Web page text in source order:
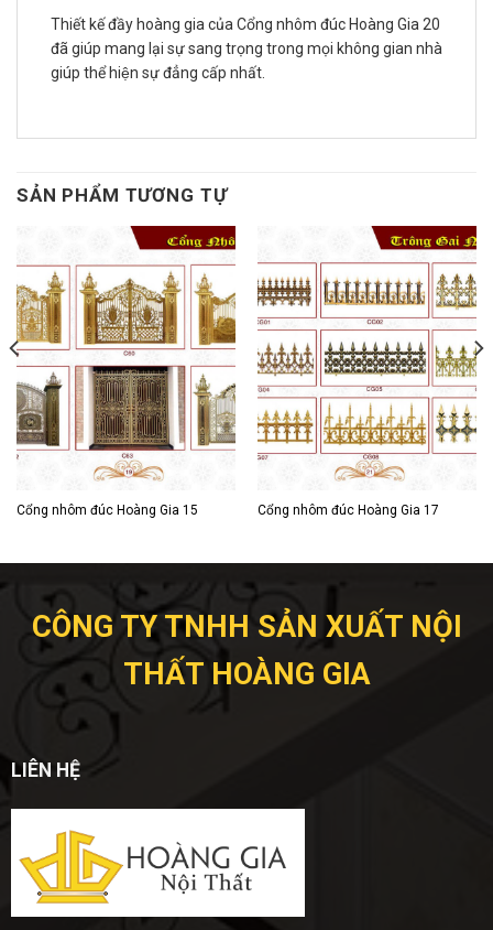
Thiết kế đầy hoàng gia của Cổng nhôm đúc Hoàng Gia 20
đã giúp mang lại sự sang trọng trong mọi không gian nhà
giúp thể hiện sự đẳng cấp nhất.
SẢN PHẨM TƯƠNG TỰ
Cổng nhôm đúc Hoàng Gia 15 Cổng nhôm đúc Hoàng Gia 17
CÔNG TY TNHH SẢN XUẤT NỘI
THẤT HOÀNG GIA
LIÊN HỆ